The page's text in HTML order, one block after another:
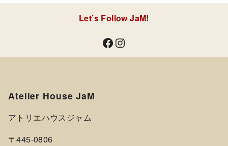
Let’s Follow JaM!
Facebook Instagram
Atelier House JaM
アトリエハウスジャム
〒445-0806